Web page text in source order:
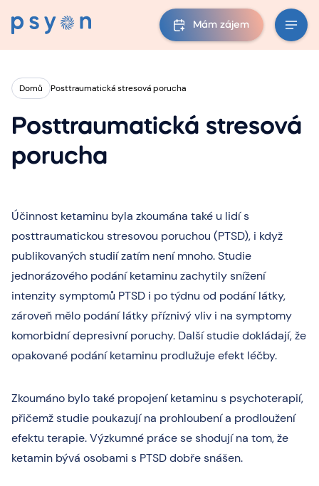
Mám zájem
Domů Posttraumatická stresová porucha
Posttraumatická stresová
porucha
Účinnost ketaminu byla zkoumána také u lidí s
posttraumatickou stresovou poruchou (PTSD), i když
publikovaných studií zatím není mnoho. Studie
jednorázového podání ketaminu zachytily snížení
intenzity symptomů PTSD i po týdnu od podání látky,
zároveň mělo podání látky příznivý vliv i na symptomy
komorbidní depresivní poruchy. Další studie dokládají, že
opakované podání ketaminu prodlužuje efekt léčby.
Zkoumáno bylo také propojení ketaminu s psychoterapií,
přičemž studie poukazují na prohloubení a prodloužení
efektu terapie. Výzkumné práce se shodují na tom, že
ketamin bývá osobami s PTSD dobře snášen.